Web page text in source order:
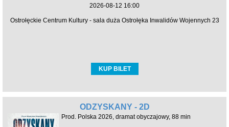
2026-08-12 16:00
Ostrołęckie Centrum Kultury - sala duża Ostrołęka Inwalidów Wojennych 23
KUP BILET
ODZYSKANY - 2D
Prod. Polska 2026, dramat obyczajowy, 88 min